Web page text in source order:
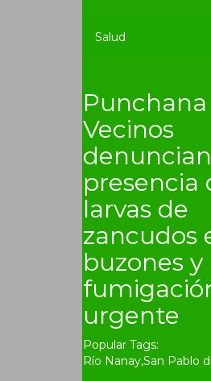
Salud
Punchana
Vecinos
denuncian
presencia
larvas de
zancudos
buzones
urgente
Popular Tags:
Río Nanay,San Pablo